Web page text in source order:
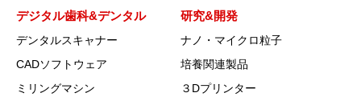
デジタル歯科&デンタル
デンタルスキャナー
CADソフトウェア
ミリングマシン
研究&開発
ナノ・マイクロ粒子
培養関連製品
３Dプリンター